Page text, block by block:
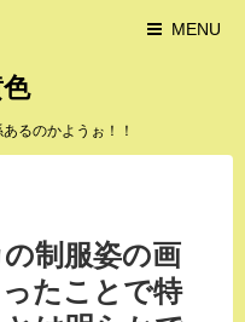
MENU
るのかようぉ！！
制服姿の画
たことで特